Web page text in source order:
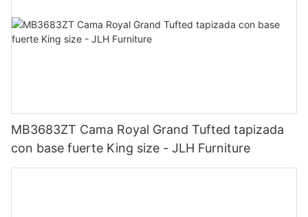
MB3683ZT Cama Royal Grand Tufted tapizada
con base fuerte King size - JLH Furniture